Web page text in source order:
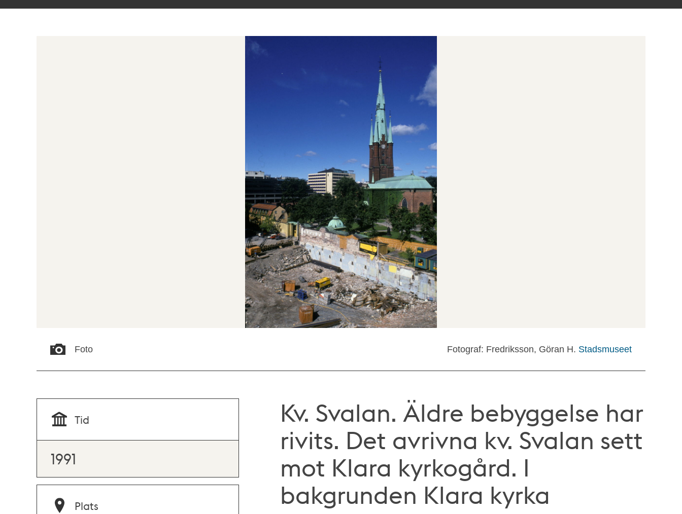
Foto Fotograf: Fredriksson, Göran H. Stadsmuseet
Kv. Svalan. Äldre bebyggelse har
rivits. Det avrivna kv. Svalan sett
mot Klara kyrkogård. I
bakgrunden Klara kyrka
Tid
1991
Plats